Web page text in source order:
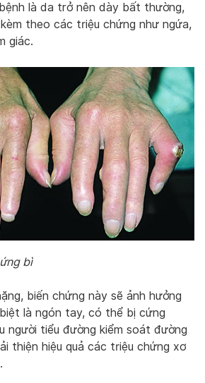
là da trở nên dày bất thường,
theo các triệu chứng như ngứa,
giác.
bì
biến chứng này sẽ ảnh hưởng
là ngón tay, có thể bị cứng
người tiểu đường kiểm soát đường
thiện hiệu quả các triệu chứng xơ